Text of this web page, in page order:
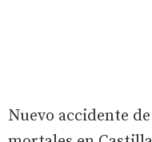
Nuevo accidente